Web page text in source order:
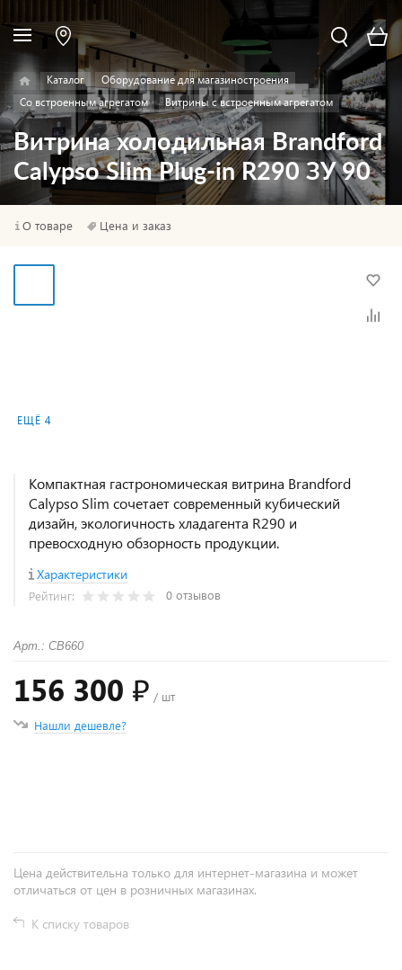
Каталог
Оборудование для магазиностроения
Со встроенным агрегатом
Витрины с встроенным агрегатом
Витрина холодильная Brandford
Calypso Slim Plug-in R290 ЗУ 90
О товаре Цена и заказ
ЕЩЁ 4
Компактная гастрономическая витрина Brandford
Calypso Slim сочетает современный кубический
дизайн, экологичность хладагента R290 и
превосходную обзорность продукции.
Характеристики
Рейтинг: 0 отзывов
Арт.: СВ660
156 300 ₽ / шт
Нашли дешевле?
Цена действительна только для интернет-магазина и может
отличаться от цен в розничных магазинах.
К списку товаров